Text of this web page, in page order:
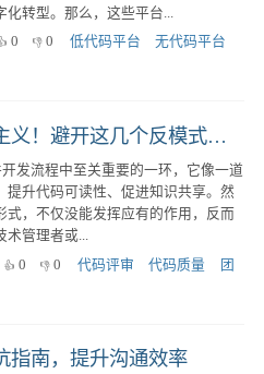
转型。那么，这些平台...
0 0 低代码平台
无代码平台
别让代码评审变成形式主义！避开这几个反模式，提升团队代码质量
发流程中至关重要的一环，它像一道
提升代码可读性、促进知识共享。然
式，不仅没能发挥应有的作用，反而
管理者或...
0 0 代码评审 代码质量
团
指南，提升沟通效率